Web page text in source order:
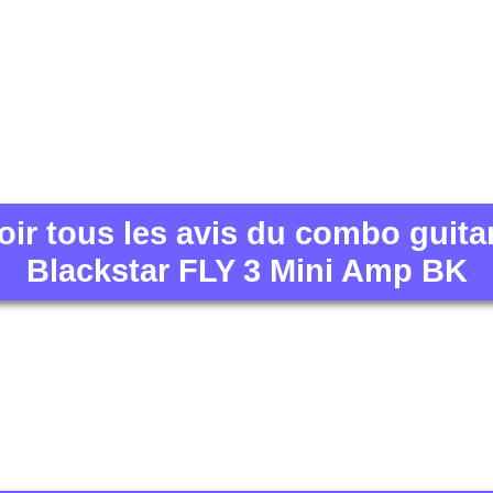
tous les avis du combo
Blackstar FLY 3 Mini Amp BK